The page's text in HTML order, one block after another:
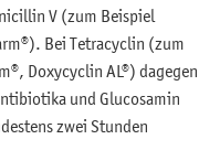
V (zum Beispiel
Bei Tetracyclin (zum
Doxycyclin AL®) dagegen
und Glucosamin
zwei Stunden